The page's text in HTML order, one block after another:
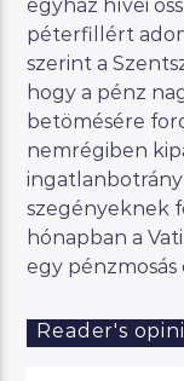
egyház hívei
péterfillért
szerint a
hogy a pénz
betömésére
nemrégiben
szegényeknek
hónapban a
egy
Reader's